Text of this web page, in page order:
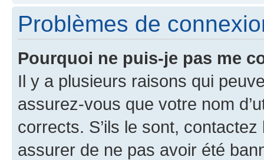
Problèmes de
Pourquoi ne puis-je pas me
Il y a plusieurs raisons qui
assurez-vous que votre nom
corrects. S’ils le sont,
assurer de ne pas avoir été